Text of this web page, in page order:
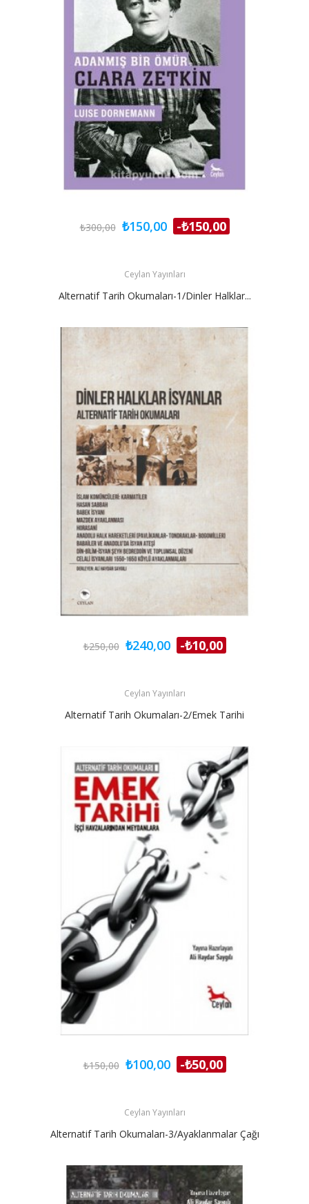
₺300,00 ₺150,00 -₺150,00
Ceylan Yayınları
Alternatif Tarih Okumaları-1/Dinler Halklar...
₺250,00 ₺240,00 -₺10,00
Ceylan Yayınları
Alternatif Tarih Okumaları-2/Emek Tarihi
₺150,00 ₺100,00 -₺50,00
Ceylan Yayınları
Alternatif Tarih Okumaları-3/Ayaklanmalar Çağı